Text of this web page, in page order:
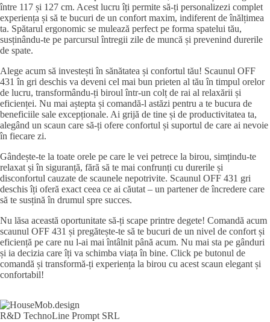
între 117 și 127 cm. Acest lucru îți permite să-ți personalizezi complet
experiența și să te bucuri de un confort maxim, indiferent de înălțimea
ta. Spătarul ergonomic se mulează perfect pe forma spatelui tău,
susținându-te pe parcursul întregii zile de muncă și prevenind durerile
de spate.
Alege acum să investești în sănătatea și confortul tău! Scaunul OFF
431 în gri deschis va deveni cel mai bun prieten al tău în timpul orelor
de lucru, transformându-ți biroul într-un colț de rai al relaxării și
eficienței. Nu mai aștepta și comandă-l astăzi pentru a te bucura de
beneficiile sale excepționale. Ai grijă de tine și de productivitatea ta,
alegând un scaun care să-ți ofere confortul și suportul de care ai nevoie
în fiecare zi.
Gândește-te la toate orele pe care le vei petrece la birou, simțindu-te
relaxat și în siguranță, fără să te mai confrunți cu durerile și
disconfortul cauzate de scaunele nepotrivite. Scaunul OFF 431 gri
deschis îți oferă exact ceea ce ai căutat – un partener de încredere care
să te susțină în drumul spre succes.
Nu lăsa această oportunitate să-ți scape printre degete! Comandă acum
scaunul OFF 431 și pregătește-te să te bucuri de un nivel de confort și
eficiență pe care nu l-ai mai întâlnit până acum. Nu mai sta pe gânduri
și ia decizia care îți va schimba viața în bine. Click pe butonul de
comandă și transformă-ți experiența la birou cu acest scaun elegant și
confortabil!
R&D TechnoLine Prompt SRL